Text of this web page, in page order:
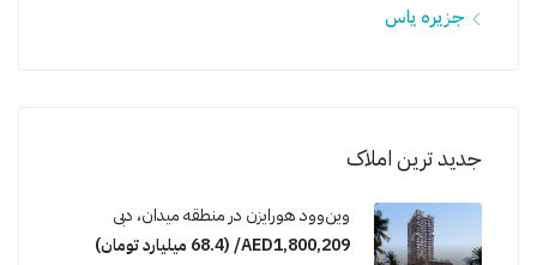
جزیره یاس
جدید ترین املاک
وین‌وود هورایزن در منطقه میدان، دبی
AED1,800,209/ (68.4 میلیارد تومان)